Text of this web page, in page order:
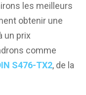
les meilleurs
obtenir une
un prix
comme
S476-TX2, de la